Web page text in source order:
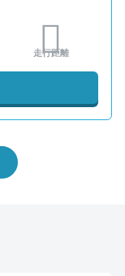
走行距離